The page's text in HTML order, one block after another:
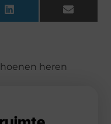
LinkedIn Email
heren